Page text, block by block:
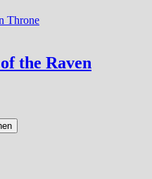
the Raven